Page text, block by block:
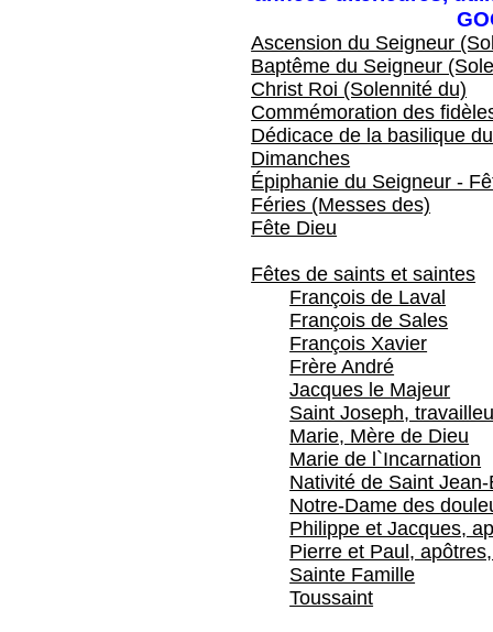
Ascension du Seigneur
Baptême du Seigneur
Christ Roi (Solennité du)
Commémoration des
Dédicace de la basilique
Dimanches
Épiphanie du Seigneur -
Féries (Messes des)
Fête Dieu
Fêtes de saints et saintes
François de Laval
François de Sales
François Xavier
Frère André
Jacques le Majeur
Saint Joseph,
Marie, Mère de Dieu
Marie de l`Incarnation
Nativité de Saint
Notre-Dame des
Philippe et Jacques,
Pierre et Paul,
Sainte Famille
Toussaint